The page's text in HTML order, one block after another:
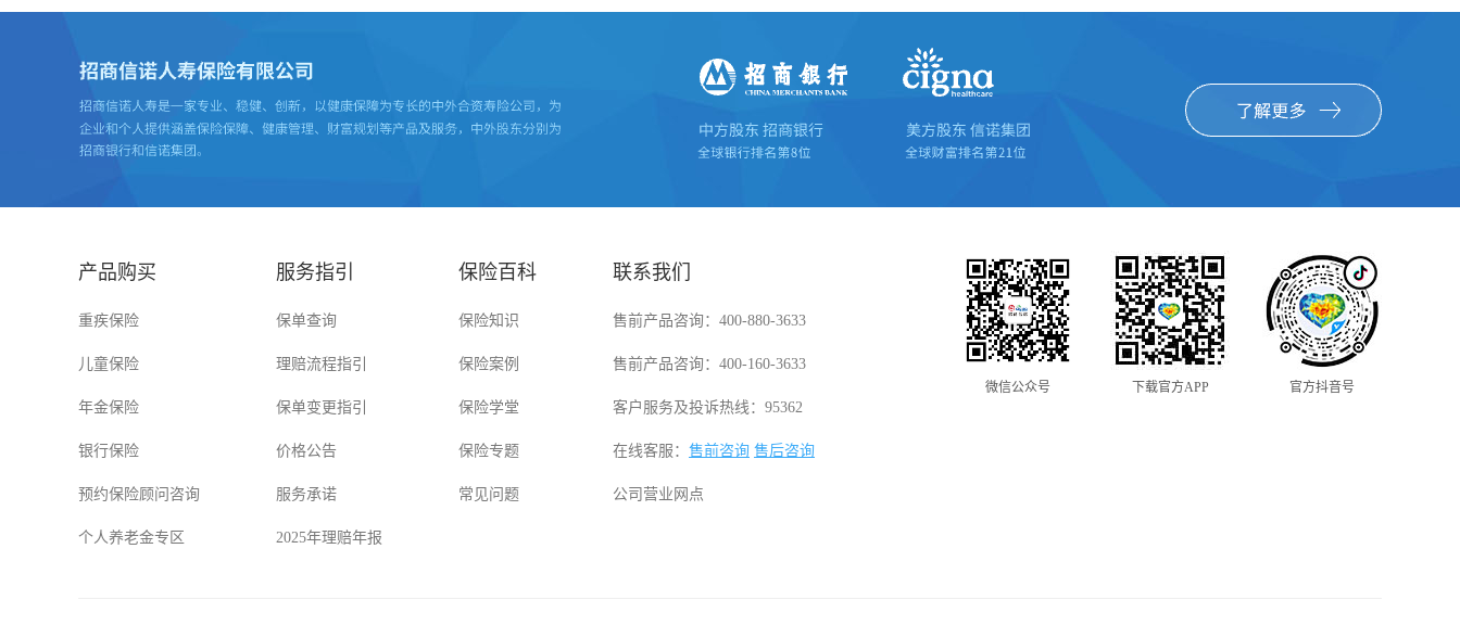
产品购买
重疾保险
儿童保险
年金保险
银行保险
预约保险顾问咨询
个人养老金专区
服务指引
保单查询
理赔流程指引
保单变更指引
价格公告
服务承诺
2025年理赔年报
保险百科
保险知识
保险案例
保险学堂
保险专题
常见问题
联系我们
售前产品咨询：400-880-3633
售前产品咨询：400-160-3633
客户服务及投诉热线：95362
在线客服： 售前咨询 售后咨询
公司营业网点
微信公众号 下载官方APP 官方抖音号